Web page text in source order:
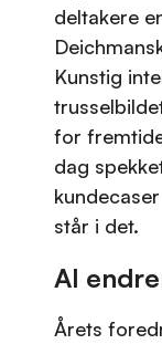
deltakere
Kunstig
for
dag
står i det.
AI
Årets